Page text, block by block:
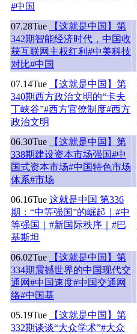
#中国
07.28Tue
【这就是中国】第
342期智能经济时代，中国收
获互联网主权红利#中美科技
对比#中国
07.14Tue
【这就是中国】第
340期西方政治文明的“卡夫
丁峡谷”#西方官僚制度#西方
政治文明
06.30Tue
【这就是中国】第
338期建设资本市场强国#中
国式资本市场#中国特色市场
体系#市场
06.16Tue 这就是中国 第336
期：“中等强国”的崛起｜#中
等强国｜#新国际秩序｜#巴
基斯坦
06.02Tue
【这就是中国】第
334期震撼世界的中国现代交
通网#中国速度#中国交通网
络#中国基
05.19Tue
【这就是中国】第
332期谈谈“大众学术”#大众